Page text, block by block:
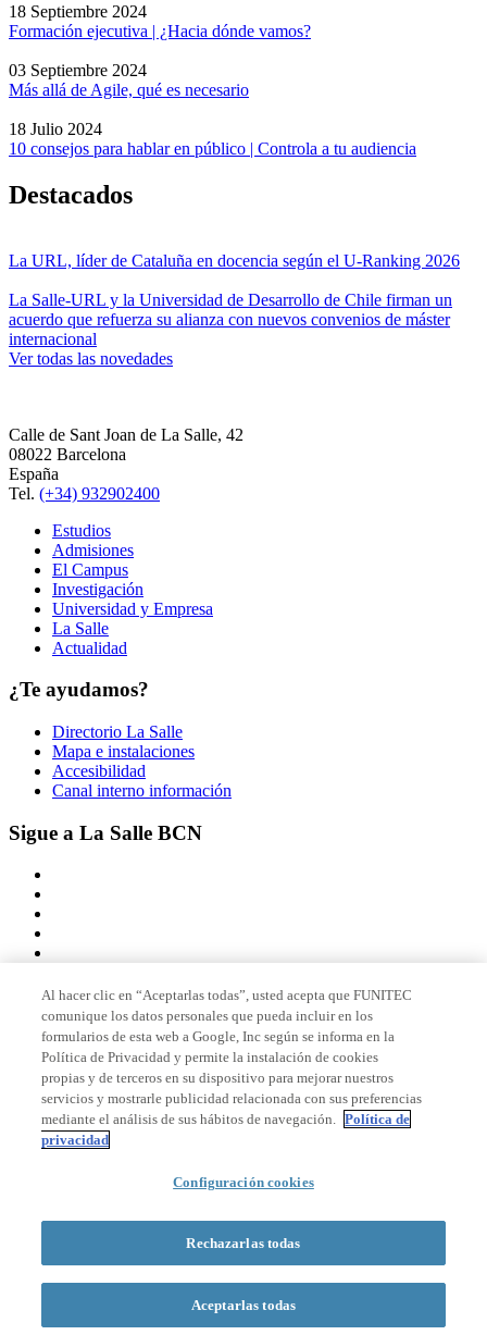
18 Septiembre 2024
Formación ejecutiva | ¿Hacia dónde vamos?
03 Septiembre 2024
Más allá de Agile, qué es necesario
18 Julio 2024
10 consejos para hablar en público | Controla a tu audiencia
Destacados
La URL, líder de Cataluña en docencia según el U-Ranking 2026
La Salle-URL y la Universidad de Desarrollo de Chile firman un
acuerdo que refuerza su alianza con nuevos convenios de máster
internacional
Ver todas las novedades
Calle de Sant Joan de La Salle, 42
08022 Barcelona
España
Tel. (+34) 932902400
Estudios
Admisiones
El Campus
Investigación
Universidad y Empresa
La Salle
Actualidad
¿Te ayudamos?
Directorio La Salle
Mapa e instalaciones
Accesibilidad
Canal interno información
Sigue a La Salle BCN
Miembro de
Acreditaciones
© 2026 La Salle Campus Barcelona - URL |
Formulario de búsqueda
Al hacer clic en “Aceptarlas todas”, usted acepta que FUNITEC
comunique los datos personales que pueda incluir en los
formularios de esta web a Google, Inc según se informa en la
Política de Privacidad y permite la instalación de cookies
propias y de terceros en su dispositivo para mejorar nuestros
servicios y mostrarle publicidad relacionada con sus preferencias
mediante el análisis de sus hábitos de navegación. Política de
privacidad
Configuración cookies
Rechazarlas todas
Aceptarlas todas